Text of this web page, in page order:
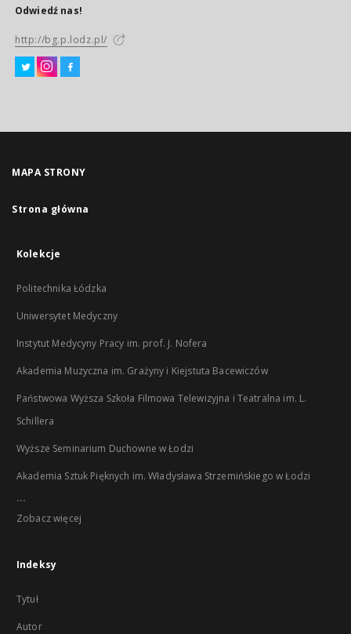
Odwiedź nas!
http://bg.p.lodz.pl/
MAPA STRONY
Strona główna
Kolekcje
Politechnika Łódzka
Uniwersytet Medyczny
Instytut Medycyny Pracy im. prof. J. Nofera
Akademia Muzyczna im. Grażyny i Kiejstuta Bacewiczów
Państwowa Wyższa Szkoła Filmowa Telewizyjna i Teatralna im. L.
Schillera
Wyższe Seminarium Duchowne w Łodzi
Akademia Sztuk Pięknych im. Władysława Strzemińskiego w Łodzi
...
Zobacz więcej
Indeksy
Tytuł
Autor